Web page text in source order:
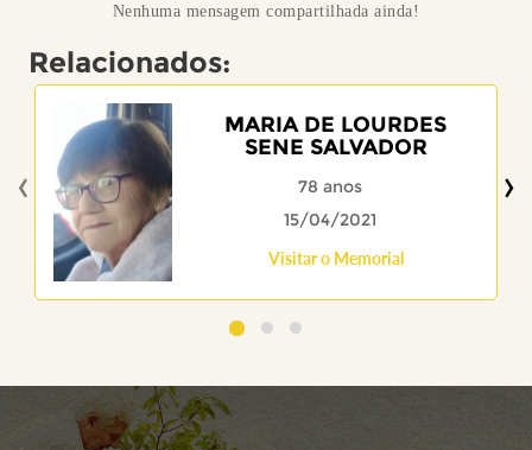
Nenhuma mensagem compartilhada ainda!
Relacionados:
MARIA DE LOURDES
SENE SALVADOR
78 anos
15/04/2021
Visitar o Memorial
‹ ›